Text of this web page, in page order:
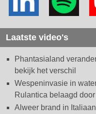
Laatste video's
Phantasialand
bekijk het verschil
Wespeninvasie in
Rulantica belaagd
Alweer brand in